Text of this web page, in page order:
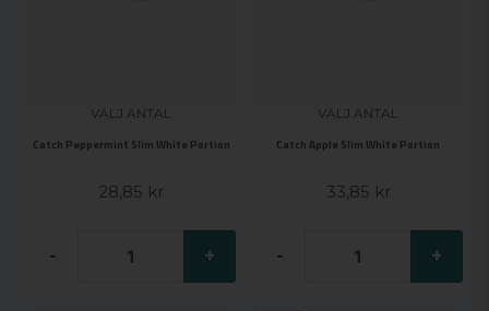
VÄLJ ANTAL
Catch Peppermint Slim White Portion
28,85 kr
- +
VÄLJ ANTAL
Catch Apple Slim White Portion
33,85 kr
- +